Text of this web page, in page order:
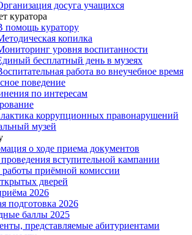
досуга учащихся
куратора
помощь куратору
копилка
уровня воспитанности
бесплатный день в музеях
работа во внеучебное время
поведение
по интересам
коррупционных правонарушений
музей
о ходе приема документов
вступительной кампании
приёмной комиссии
дверей
2026
подготовка 2026
баллы 2025
представляемые абитуриентами